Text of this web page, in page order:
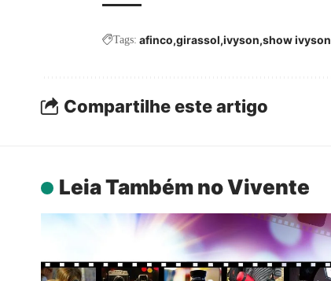
Tags: afinco girassol ivyson show ivyson
Compartilhe este artigo
Leia Também no Vivente